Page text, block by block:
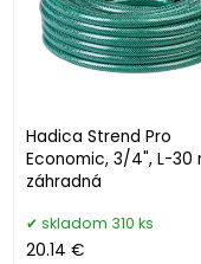
Hadica Strend Pro
Economic, 3/4", L-30
záhradná
skladom 310 ks
20.14 €